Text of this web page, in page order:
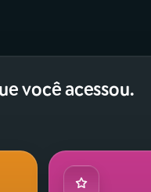
você acessou.